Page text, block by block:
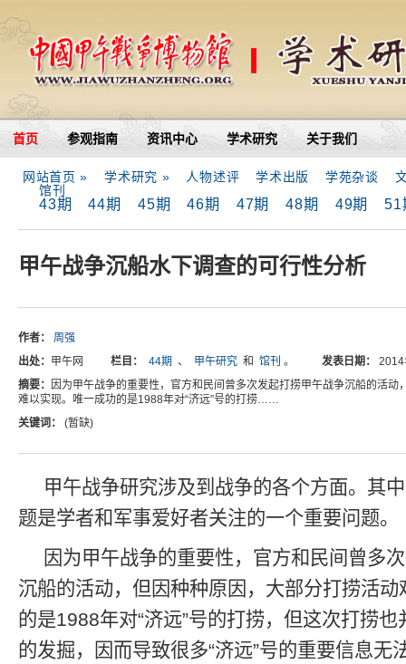
首页 参观指南 资讯中心 学术研究 关于我们
网站首页 » 学术研究 » 人物述评 学术出版 学苑杂谈
馆刊
43期 44期 45期 46期 47期 48期 49期 51
甲午战争沉船水下调查的可行性分析
作者：
周强
出处： 甲午网 栏目： 44期 、 甲午研究 和 馆刊 。 发表日期：
2014
摘要： 因为甲午战争的重要性，官方和民间曾多次发起打捞甲午战争沉船的活动
难以实现。唯一成功的是1988年对“济远”号的打捞……
关键词：
(暂缺)
甲午战争研究涉及到战争的各个方面。其
题是学者和军事爱好者关注的一个重要问题。
因为甲午战争的重要性，官方和民间曾多
沉船的活动，但因种种原因，大部分打捞活
的是1988年对“济远”号的打捞，但这次打捞
的发掘，因而导致很多“济远”号的重要信息无